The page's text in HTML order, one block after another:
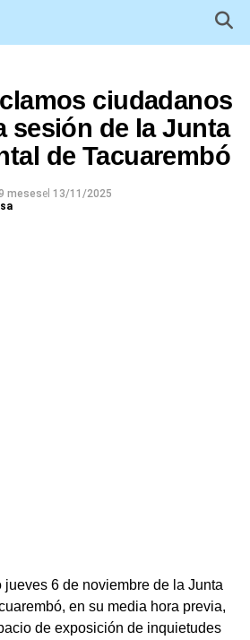
ciudadanos
sesión de la Junta
de Tacuarembó
mesesel 13/11/2025
jueves 6 de noviembre de la Junta
en su media hora previa,
de exposición de inquietudes